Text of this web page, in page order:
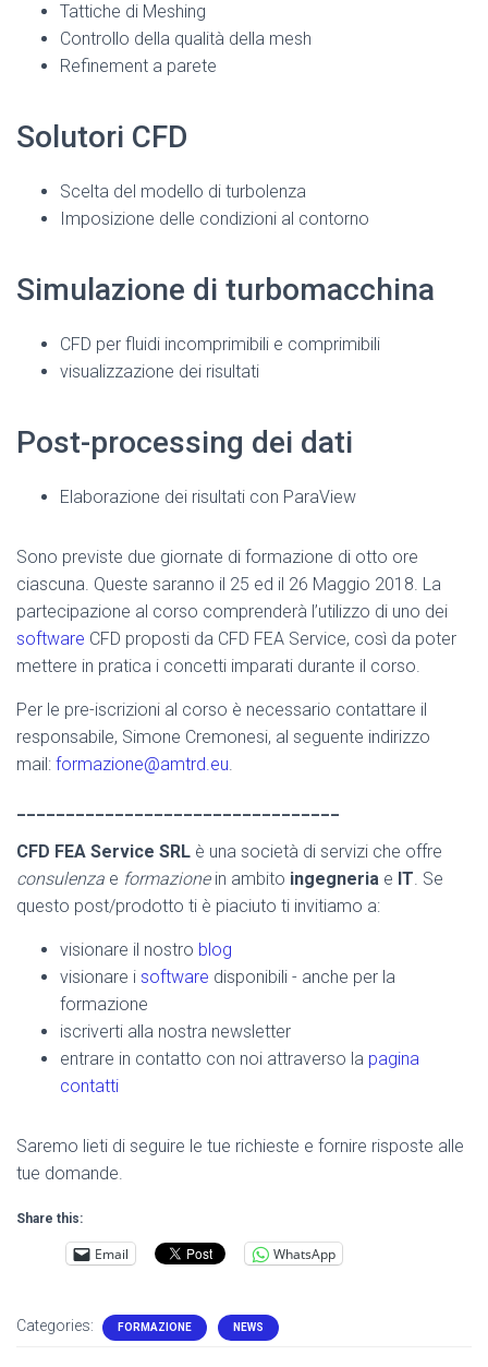
Tattiche di Meshing
Controllo della qualità della mesh
Refinement a parete
Solutori CFD
Scelta del modello di turbolenza
Imposizione delle condizioni al contorno
Simulazione di turbomacchina
CFD per fluidi incomprimibili e comprimibili
visualizzazione dei risultati
Post-processing dei dati
Elaborazione dei risultati con ParaView
Sono previste due giornate di formazione di otto ore
ciascuna. Queste saranno il 25 ed il 26 Maggio 2018. La
partecipazione al corso comprenderà l’utilizzo di uno dei
software CFD proposti da CFD FEA Service, così da poter
mettere in pratica i concetti imparati durante il corso.
Per le pre-iscrizioni al corso è necessario contattare il
responsabile, Simone Cremonesi, al seguente indirizzo
mail: formazione@amtrd.eu.
CFD FEA Service SRL è una società di servizi che offre
consulenza e formazionein ambito ingegneria e IT. Se
questo post/prodotto ti è piaciuto ti invitiamo a:
visionare il nostro blog
visionare i software disponibili - anche per la
formazione
iscriverti alla nostra newsletter
entrare in contatto con noi attraverso la pagina
contatti
Saremo lieti di seguire le tue richieste e fornire risposte alle
tue domande.
Share this:
Email WhatsApp
Categories: FORMAZIONE NEWS